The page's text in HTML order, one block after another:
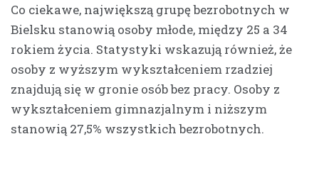
Co ciekawe, największą grupę bezrobotnych w
Bielsku stanowią osoby młode, między 25 a 34
rokiem życia. Statystyki wskazują również, że
osoby z wyższym wykształceniem rzadziej
znajdują się w gronie osób bez pracy. Osoby z
wykształceniem gimnazjalnym i niższym
stanowią 27,5% wszystkich bezrobotnych.